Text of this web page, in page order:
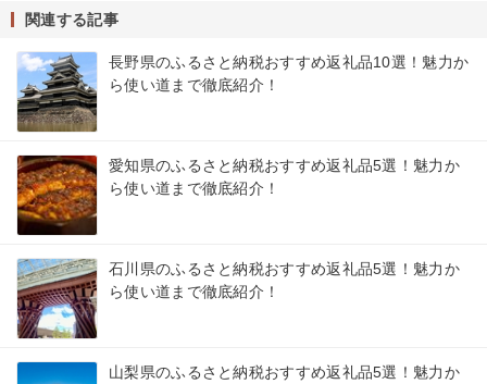
関連する記事
長野県のふるさと納税おすすめ返礼品10選！魅力か
ら使い道まで徹底紹介！
愛知県のふるさと納税おすすめ返礼品5選！魅力か
ら使い道まで徹底紹介！
石川県のふるさと納税おすすめ返礼品5選！魅力か
ら使い道まで徹底紹介！
山梨県のふるさと納税おすすめ返礼品5選！魅力か